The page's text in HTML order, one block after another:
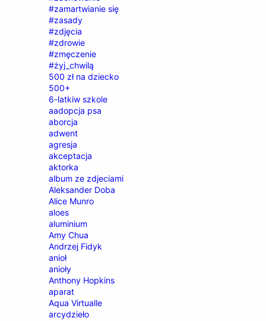
#zamartwianie się
#zasady
#zdjęcia
#zdrowie
#zmęczenie
#żyj_chwilą
500 zł na dziecko
500+
6-latkiw szkole
aadopcja psa
aborcja
adwent
agresja
akceptacja
aktorka
album ze zdjeciami
Aleksander Doba
Alice Munro
aloes
aluminium
Amy Chua
Andrzej Fidyk
anioł
anioły
Anthony Hopkins
aparat
Aqua Virtualle
arcydzieło